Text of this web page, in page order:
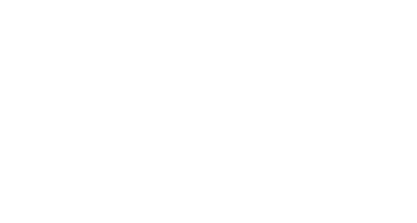
后勤服务中心
发展中心